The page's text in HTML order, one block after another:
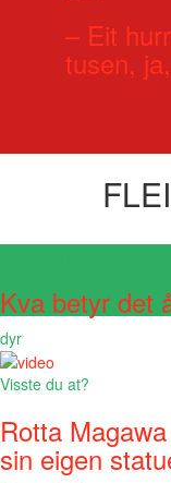
– Eit
tusen,
Kva betyr det
dyr
Visste du at?
Rotta
sin eigen